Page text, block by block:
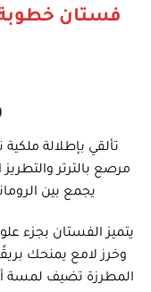
فستان خطوبة
تألقي بإطلالة
مرصع بالترتر
يجمع بين
يتميز الفستان بجزء
وخرز لامع يمنحك
المطرزة تضيف لمسة